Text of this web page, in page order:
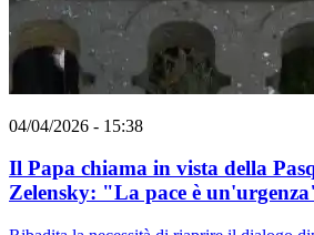
04/04/2026 - 15:38
Il Papa chiama in vista della
Zelensky: "La pace è